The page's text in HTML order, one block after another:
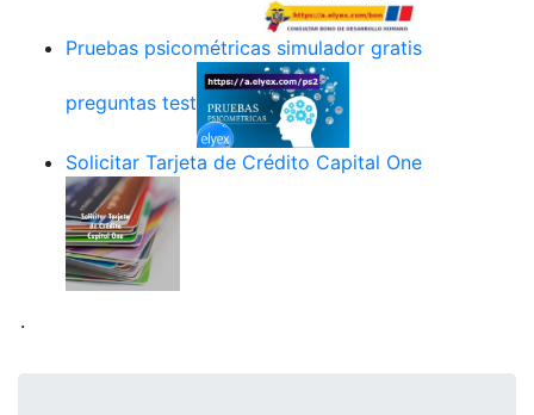
Pruebas psicométricas simulador gratis
preguntas test
Solicitar Tarjeta de Crédito Capital One
.